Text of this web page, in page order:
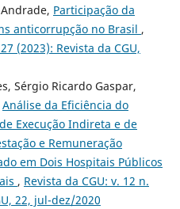
Participação da
anticorrupção no Brasil ,
(2023): Revista da CGU,
Sérgio Ricardo Gaspar,
Análise da Eficiência do
Execução Indireta e de
e Remuneração
em Dois Hospitais Públicos
, Revista da CGU: v. 12 n.
22, jul-dez/2020